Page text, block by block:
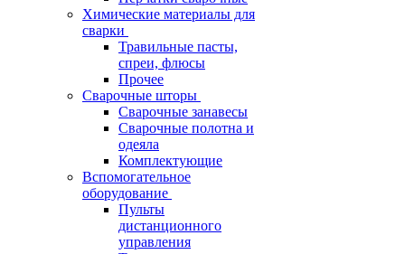
Химические материалы для
сварки
Травильные пасты,
спреи, флюсы
Прочее
Сварочные шторы
Сварочные занавесы
Сварочные полотна и
одеяла
Комплектующие
Вспомогательное
оборудование
Пульты
дистанционного
управления